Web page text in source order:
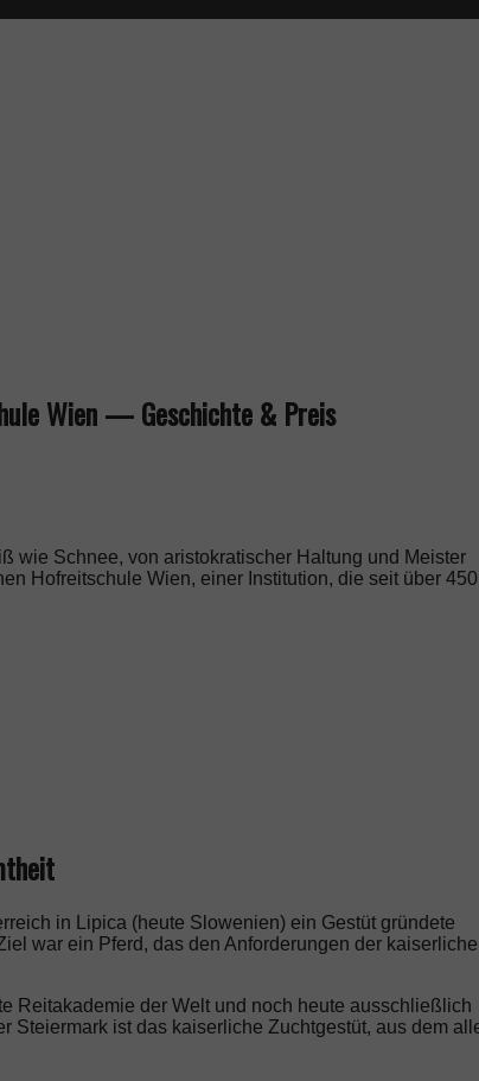
Wien — Geschichte & Preis
wie Schnee, von aristokratischer Haltung und Meister
Hofreitschule Wien, einer Institution, die seit über 450
in Lipica (heute Slowenien) ein Gestüt gründete
war ein Pferd, das den Anforderungen der
Reitakademie der Welt und noch heute ausschließlich
Steiermark ist das kaiserliche Zuchtgestüt, aus dem